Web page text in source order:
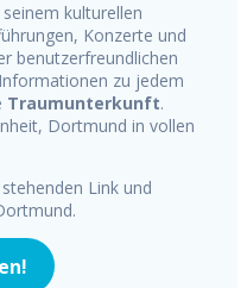
kulturellen
Konzerte und
benutzerfreundlichen
zu jedem
Traumunterkunft.
Dortmund in vollen
Link und